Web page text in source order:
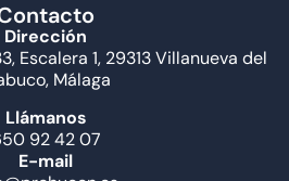
Dirección
Escalera 1, 29313 Villanueva del
Málaga
Llámanos
92 42 07
E-mail